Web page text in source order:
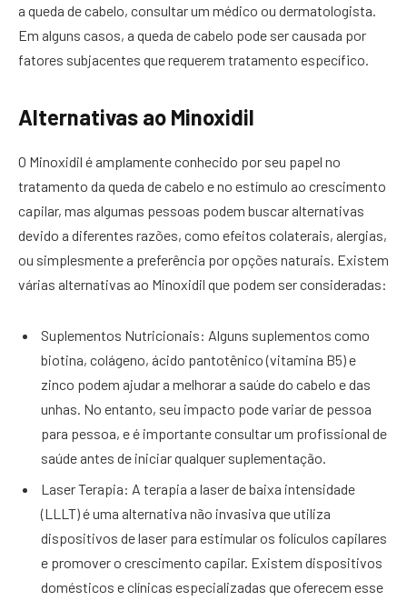
a queda de cabelo, consultar um médico ou dermatologista.
Em alguns casos, a queda de cabelo pode ser causada por
fatores subjacentes que requerem tratamento específico.
Alternativas ao Minoxidil
O Minoxidil é amplamente conhecido por seu papel no
tratamento da queda de cabelo e no estímulo ao crescimento
capilar, mas algumas pessoas podem buscar alternativas
devido a diferentes razões, como efeitos colaterais, alergias,
ou simplesmente a preferência por opções naturais. Existem
várias alternativas ao Minoxidil que podem ser consideradas:
Suplementos Nutricionais: Alguns suplementos como
biotina, colágeno, ácido pantotênico (vitamina B5) e
zinco podem ajudar a melhorar a saúde do cabelo e das
unhas. No entanto, seu impacto pode variar de pessoa
para pessoa, e é importante consultar um profissional de
saúde antes de iniciar qualquer suplementação.
Laser Terapia: A terapia a laser de baixa intensidade
(LLLT) é uma alternativa não invasiva que utiliza
dispositivos de laser para estimular os folículos capilares
e promover o crescimento capilar. Existem dispositivos
domésticos e clínicas especializadas que oferecem esse